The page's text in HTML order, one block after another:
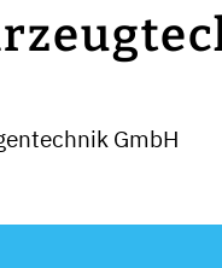
GmbH